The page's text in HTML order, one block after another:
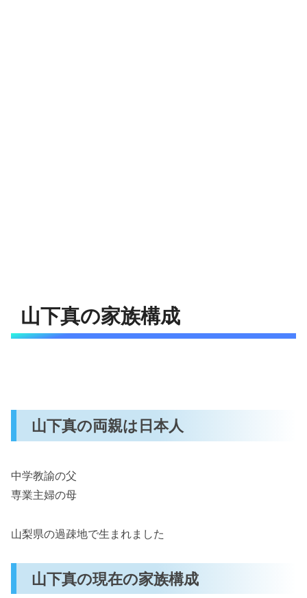
山下真の家族構成
山下真の両親は日本人
中学教諭の父
専業主婦の母
山梨県の過疎地で生まれました
山下真の現在の家族構成